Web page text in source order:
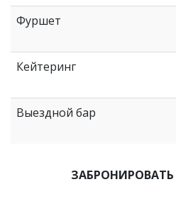
Фуршет
Кейтеринг
Выездной бар
ЗАБРОНИРОВАТЬ